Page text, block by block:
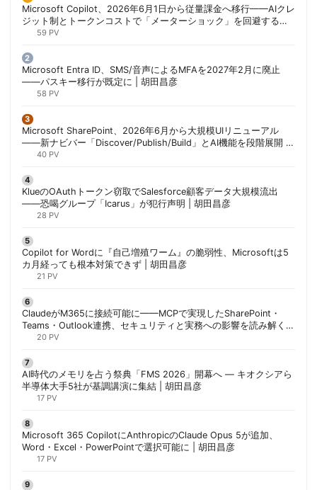
Microsoft Copilot、2026年6月1日から従量課金へ移行——AIクレ
ジット制とトークンコストで「メーターショック」を回避する方
法 | 胡田昌彦
59 PV
Microsoft Entra ID、SMS/音声によるMFAを2027年2月に廃止
——パスキー移行が既定に | 胡田昌彦
58 PV
Microsoft SharePoint、2026年6月から大規模UIリニューアル
——新ナビバー「Discover/Publish/Build」とAI機能を段階展開 |
胡田昌彦
40 PV
KlueのOAuthトークン窃取でSalesforce顧客データ大規模流出
——恐喝グループ「Icarus」が犯行声明 | 胡田昌彦
28 PV
Copilot for Wordに『自己増殖ワーム』の脆弱性、Microsoftは5
カ月経っても根本対策できず | 胡田昌彦
21 PV
ClaudeがM365に接続可能に——MCPで実現したSharePoint・
Teams・Outlook連携、セキュリティと実務への影響を読み解く |
胡田昌彦
20 PV
AI時代のメモリを占う祭典「FMS 2026」開幕へ ― キオクシアら
半導体大手5社が基調講演に集結 | 胡田昌彦
17 PV
Microsoft 365 CopilotにAnthropicのClaude Opus 5が追加、
Word・Excel・PowerPointで選択可能に | 胡田昌彦
17 PV